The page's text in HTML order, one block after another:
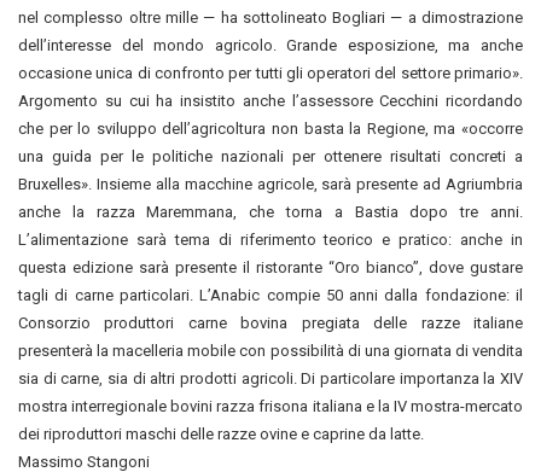
nel complesso oltre mille — ha sottolineato Bogliari — a dimostrazione
dell’interesse del mondo agricolo. Grande esposizione, ma anche
occasione unica di confronto per tutti gli operatori del settore primario».
Argomento su cui ha insistito anche l’assessore Cecchini ricordando
che per lo sviluppo dell’agricoltura non basta la Regione, ma «occorre
una guida per le politiche nazionali per ottenere risultati concreti a
Bruxelles». Insieme alla macchine agricole, sarà presente ad Agriumbria
anche la razza Maremmana, che torna a Bastia dopo tre anni.
L’alimentazione sarà tema di riferimento teorico e pratico: anche in
questa edizione sarà presente il ristorante “Oro bianco”, dove gustare
tagli di carne particolari. L’Anabic compie 50 anni dalla fondazione: il
Consorzio produttori carne bovina pregiata delle razze italiane
presenterà la macelleria mobile con possibilità di una giornata di vendita
sia di carne, sia di altri prodotti agricoli. Di particolare importanza la XIV
mostra interregionale bovini razza frisona italiana e la IV mostra-mercato
dei riproduttori maschi delle razze ovine e caprine da latte.
Massimo Stangoni